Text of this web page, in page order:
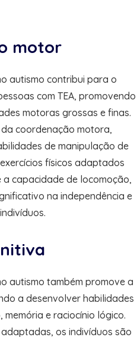
motor
autismo contribui para o
com TEA, promovendo
motoras grossas e finas.
coordenação motora,
de manipulação de
físicos adaptados
capacidade de locomoção,
na independência e
autismo também promove a
a desenvolver habilidades
e raciocínio lógico.
os indivíduos são